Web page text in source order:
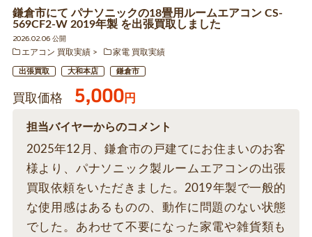
鎌倉市にて パナソニックの18畳用ルームエアコン CS-
569CF2-W 2019年製 を出張買取しました
2026.02.06 公開
エアコン 買取実績
家電 買取実績
出張買取 大和本店 鎌倉市
買取価格 5,000円
担当バイヤーからのコメント
2025年12月、鎌倉市の戸建てにお住まいのお客
様より、パナソニック製ルームエアコンの出張
買取依頼をいただきました。2019年製で一般的
な使用感はあるものの、動作に問題のない状態
でした。あわせて不要になった家電や雑貨類も